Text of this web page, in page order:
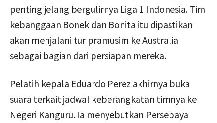
penting jelang bergulirnya Liga 1 Indonesia. Tim
kebanggaan Bonek dan Bonita itu dipastikan
akan menjalani tur pramusim ke Australia
sebagai bagian dari persiapan mereka.
Pelatih kepala Eduardo Perez akhirnya buka
suara terkait jadwal keberangkatan timnya ke
Negeri Kanguru. Ia menyebutkan Persebaya